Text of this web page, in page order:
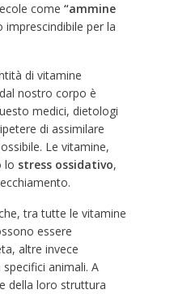
come “ammine
per la
di vitamine
nostro corpo è
medici, dietologi
di assimilare
Le vitamine,
lo stress ossidativo,
tra tutte le vitamine
essere
altre invece
animali. A
della loro struttura